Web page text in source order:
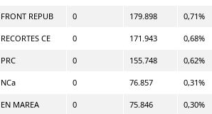
FRONT REPUB 0 179.898 0,71%
RECORTES CE 0 171.943 0,68%
PRC 0 155.748 0,62%
NCa 0 76.857 0,31%
EN MAREA 0 75.846 0,30%